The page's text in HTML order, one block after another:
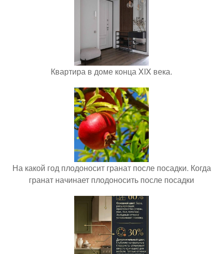
Квартира в доме конца XIX века.
На какой год плодоносит гранат после посадки. Когда
гранат начинает плодоносить после посадки